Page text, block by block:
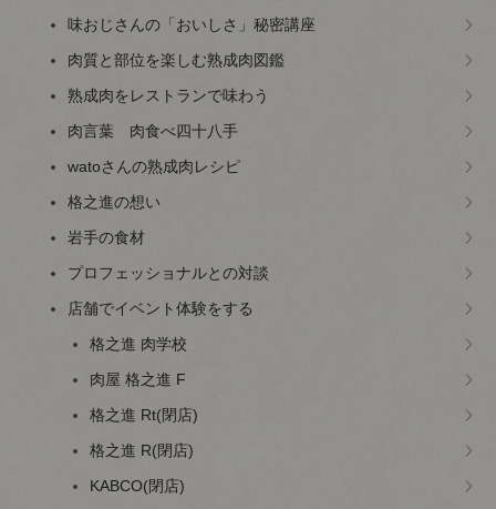
味おじさんの「おいしさ」秘密講座
肉質と部位を楽しむ熟成肉図鑑
熟成肉をレストランで味わう
肉言葉 肉食べ四十八手
watoさんの熟成肉レシピ
格之進の想い
岩手の食材
プロフェッショナルとの対談
店舗でイベント体験をする
格之進 肉学校
肉屋 格之進 F
格之進 Rt(閉店)
格之進 R(閉店)
KABCO(閉店)